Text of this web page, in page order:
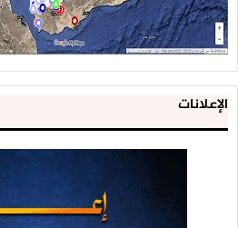
الإعلانات